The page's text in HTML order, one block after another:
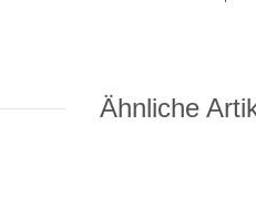
Ähnliche